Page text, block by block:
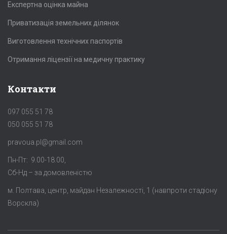
Експертна оцінка майна
Приватизація земельних ділянок
Виготовлення технічних паспортів
Отримання ліцензії на медичну практику
Контакти
097 055 51 78
050 055 51 78
pravoua.pl@gmail.com
Пн-Пт: 9.00-18.00,
Сб-Нд – за домовленістю
м. Полтава, центр, майдан Незалежності, 1 (навпроти стадіону
Ворскла)